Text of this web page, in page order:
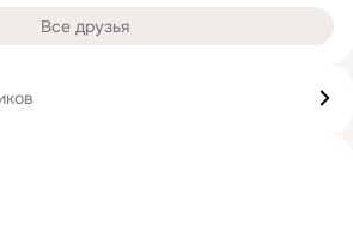
Все друзья